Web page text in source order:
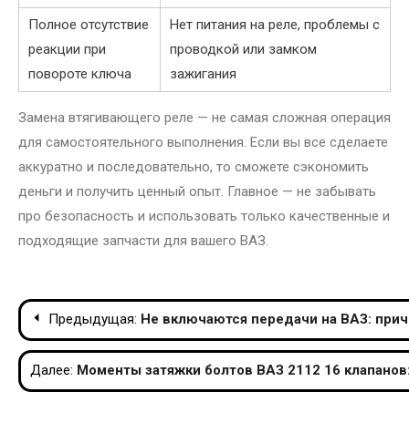
Полное отсутствие
реакции при
повороте ключа
Нет питания на реле, проблемы с
проводкой или замком
зажигания
Замена втягивающего реле — не самая сложная операция
для самостоятельного выполнения. Если вы все сделаете
аккуратно и последовательно, то сможете сэкономить
деньги и получить ценный опыт. Главное — не забывать
про безопасность и использовать только качественные и
подходящие запчасти для вашего ВАЗ.
Навигация
по
записям
Предыдущая: Не включаются передачи на ВАЗ:
Далее: Моменты затяжки болтов ВАЗ 2112 16